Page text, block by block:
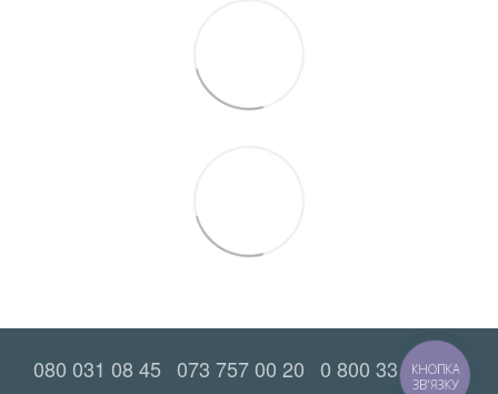
080 031 08 45 073 757 00 20 0 800 33 52 06
КНОПКА
ЗВ'ЯЗКУ